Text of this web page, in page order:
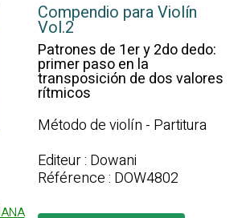
Compendio para Violín
Vol.2
Patrones de 1er y 2do dedo:
primer paso en la
transposición de dos valores
rítmicos
Método de violín - Partitura
Editeur : Dowani
Référence : DOW4802